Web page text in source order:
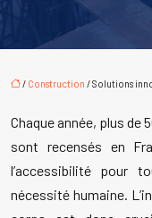
/ Construction / Solutions
Chaque année, plus de
sont recensés en
l’accessibilité pour
nécessité humaine.